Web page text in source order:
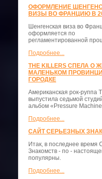
ОФОРМЛЕНИЕ
ВИЗЫ ВО ФРАНЦИЮ В
Шенгенская виза во
оформляется по
регламентированной
Подробнее...
THE KILLERS СПЕЛА О
МАЛЕНЬКОМ
ГОРОДКЕ
Американская рок-руппа
выпустила седьмой
альбом «Pressure
Подробнее...
САЙТ СЕРЬЕЗНЫХ
Итак, в последнее время
Знакомств - по -
популярны.
Подробнее...